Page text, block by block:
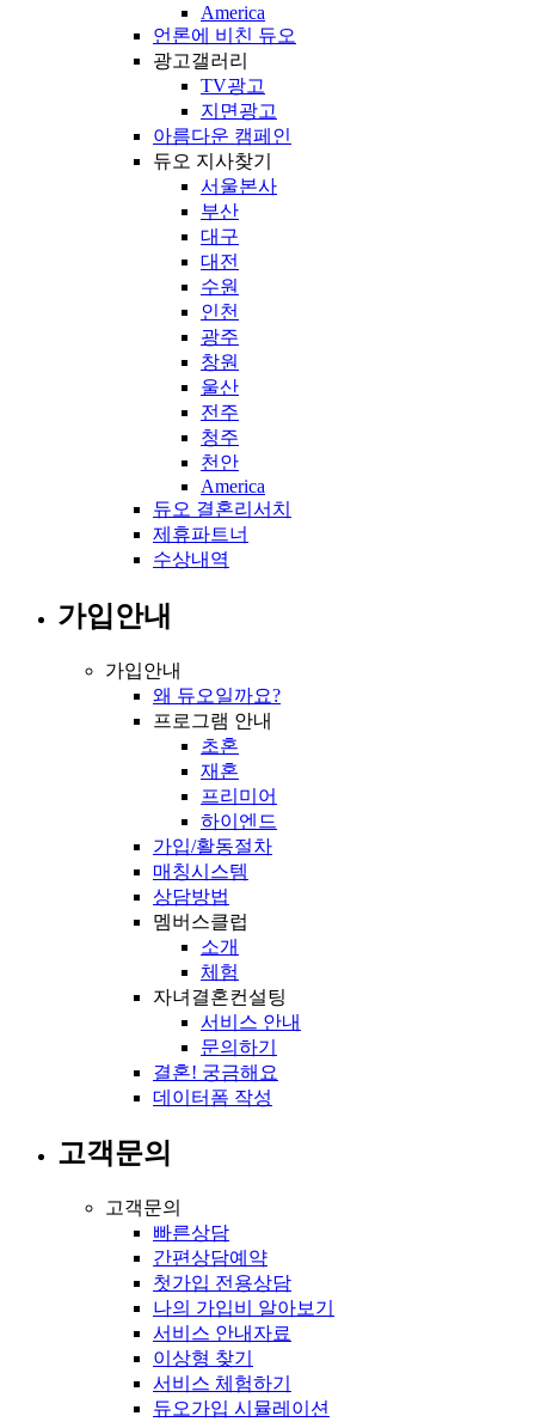
America
언론에 비친 듀오
광고갤러리
TV광고
지면광고
아름다운 캠페인
듀오 지사찾기
서울본사
부산
대구
대전
수원
인천
광주
창원
울산
전주
청주
천안
America
듀오 결혼리서치
제휴파트너
수상내역
가입안내
가입안내
왜 듀오일까요?
프로그램 안내
초혼
재혼
프리미어
하이엔드
가입/활동절차
매칭시스템
상담방법
멤버스클럽
소개
체험
자녀결혼컨설팅
서비스 안내
문의하기
결혼! 궁금해요
데이터폼 작성
고객문의
고객문의
빠른상담
간편상담예약
첫가입 전용상담
나의 가입비 알아보기
서비스 안내자료
이상형 찾기
서비스 체험하기
듀오가입 시뮬레이션